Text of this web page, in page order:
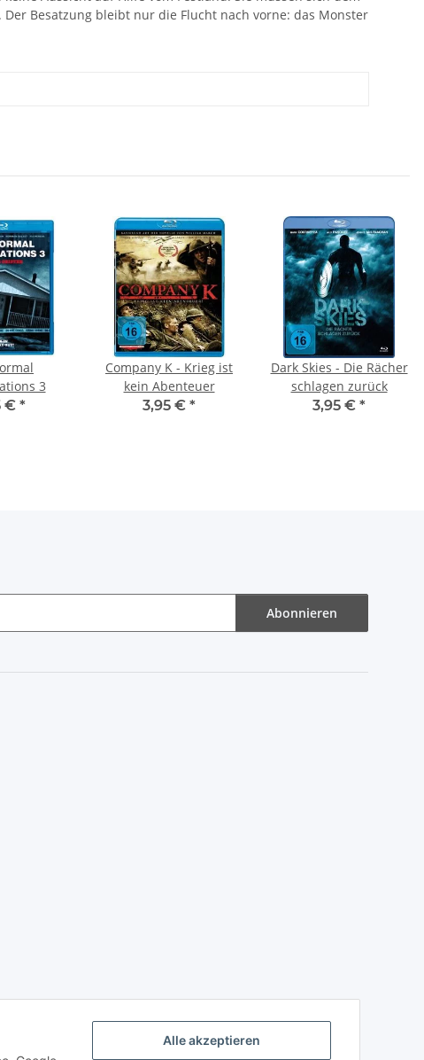
Alle akzeptieren
Besatzung bleibt nur die Flucht nach vorne: das Monster
3
€ *
Company K - Krieg ist
kein Abenteuer
3,95 € *
Dark Skies - Die Rächer
schlagen zurück
3,95 € *
Abonnieren